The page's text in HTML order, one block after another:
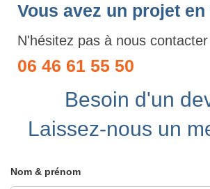
Vous avez un projet en
N'hésitez pas à nous contacter
06 46 61 55 50
Besoin d'un
Laissez-nous un
Nom & prénom